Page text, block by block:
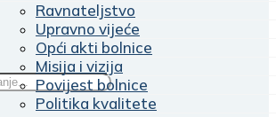
Ravnateljstvo
Upravno vijeće
Opći akti bolnice
Misija i vizija
Povijest bolnice
Politika kvalitete